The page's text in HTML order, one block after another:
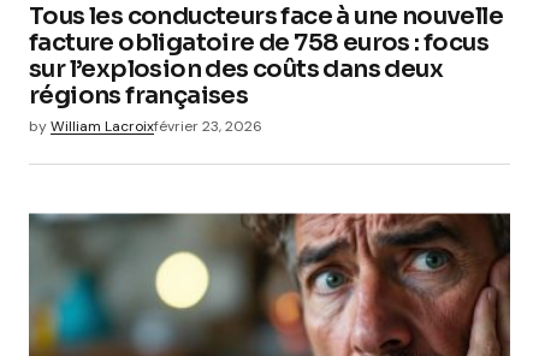
Tous les conducteurs face à une nouvelle
facture obligatoire de 758 euros : focus
sur l’explosion des coûts dans deux
régions françaises
byWilliam Lacroixfévrier 23, 2026